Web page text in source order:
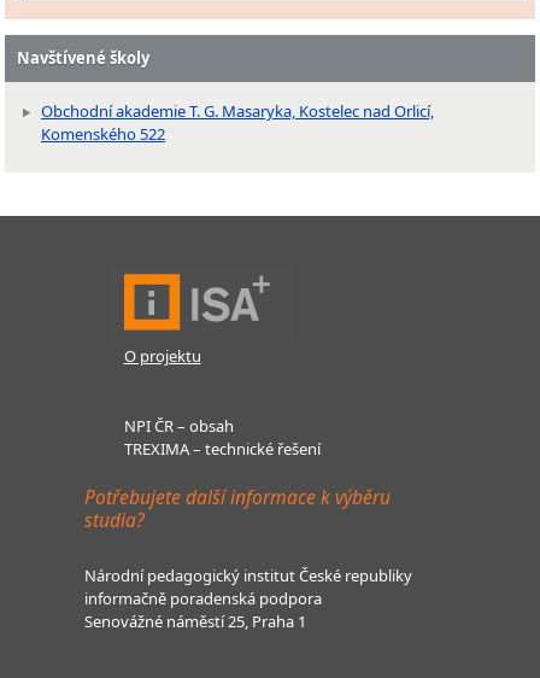
Navštívené školy
Obchodní akademie T. G. Masaryka, Kostelec nad Orlicí,
Komenského 522
O projektu
NPI ČR – obsah
TREXIMA – technické řešení
Potřebujete další informace k výběru
studia?
Národní pedagogický institut České republiky
informačně poradenská podpora
Senovážné náměstí 25, Praha 1